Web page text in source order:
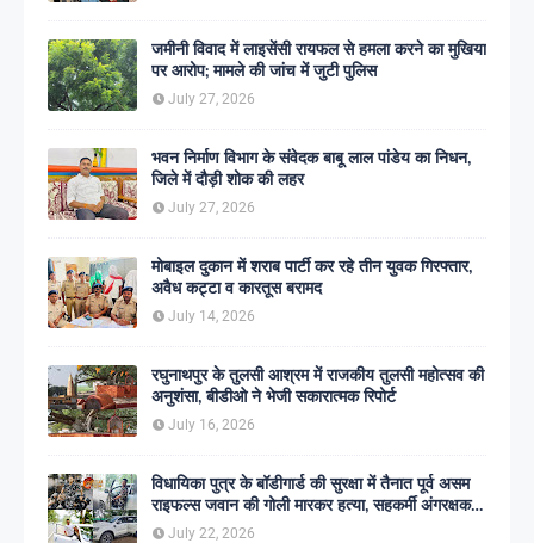
जमीनी विवाद में लाइसेंसी रायफल से हमला करने का मुखिया
पर आरोप; मामले की जांच में जुटी पुलिस
July 27, 2026
भवन निर्माण विभाग के संवेदक बाबू लाल पांडेय का निधन,
जिले में दौड़ी शोक की लहर
July 27, 2026
मोबाइल दुकान में शराब पार्टी कर रहे तीन युवक गिरफ्तार,
अवैध कट्टा व कारतूस बरामद
July 14, 2026
रघुनाथपुर के तुलसी आश्रम में राजकीय तुलसी महोत्सव की
अनुशंसा, बीडीओ ने भेजी सकारात्मक रिपोर्ट
July 16, 2026
विधायिका पुत्र के बॉडीगार्ड की सुरक्षा में तैनात पूर्व असम
राइफल्स जवान की गोली मारकर हत्या, सहकर्मी अंगरक्षक
गिरफ्तार
July 22, 2026